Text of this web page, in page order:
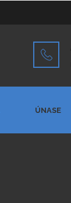
ÚNASE